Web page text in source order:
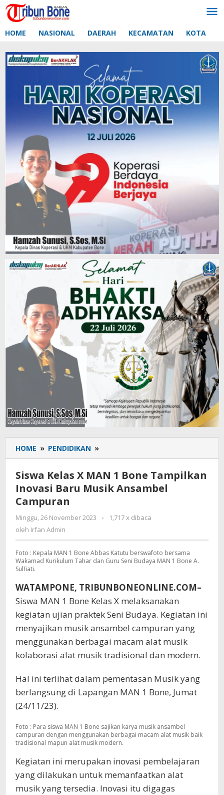
Lewati
ke
HOME NASIONAL DAERAH KECAMATAN KOTA
HOME » PENDIDIKAN »
Kelas
MAN
1
Inovasi
Musik
Ansambel
Campuran
Siswa Kelas X MAN 1 Bone Tampilkan
Inovasi Baru Musik Ansambel
Campuran
Minggu, 26 November 2023
oleh
-
1,717 x dibaca
oleh Irfan Admin
Foto : Kepala MAN 1 Bone Abbas Katutu berswafoto bersama
Wakamad Kurikulum Tahar dan Guru Seni Budaya MAN 1 Bone A.
Sulfiati.
WATAMPONE, TRIBUNBONEONLINE.COM–
Siswa MAN 1 Bone Kelas X melaksanakan
kegiatan ujian praktek Seni Budaya. Kegiatan ini
menyajikan musik ansambel campuran yang
menggunakan berbagai macam alat musik
kolaborasi alat musik tradisional dan modern.
Hal ini terlihat dalam pementasan Musik yang
berlangsung di Lapangan MAN 1 Bone, Jumat
(24/11/23).
Foto : Para siswa MAN 1 Bone sajikan karya musik ansambel
campuran dengan menggunakan berbagai macam alat musik baik
tradisional mapun alat musik modern.
Kegiatan ini merupakan inovasi pembelajaran
yang dilakukan untuk memanfaatkan alat
musik yang tersedia. Inovasi itu digagas